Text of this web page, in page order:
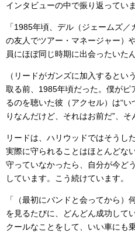
インタビューの中で振り返っていま
「1985年頃、デル（ジェームズ
の友人でツアー・マネージャー）
員にほぼ同じ時期に出会ったいたん
（リードがガンズに加入するとい
取る前、1985年頃だった。僕がピ
るのを聴いた彼（アクセル）は“
りなんだけど、それはお前だ”、
リードは、ハリウッドではそうし
実際に守られることはほとんどな
守っていなかったら、自分が今ど
しています。こう続けています。
「（最初にバンドと会ってから
を見るたびに、どんどん成功して
クールなことをして、いい車にも